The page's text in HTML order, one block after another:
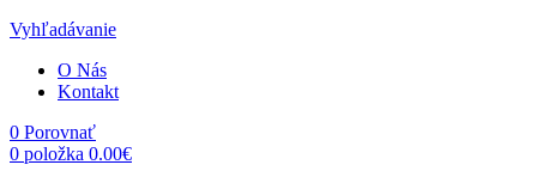
Vyhľadávanie
O Nás
Kontakt
0 Porovnať
0 položka 0.00€